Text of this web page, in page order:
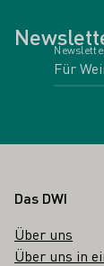
Fußbereich
Das DWI
Über uns
Über uns in